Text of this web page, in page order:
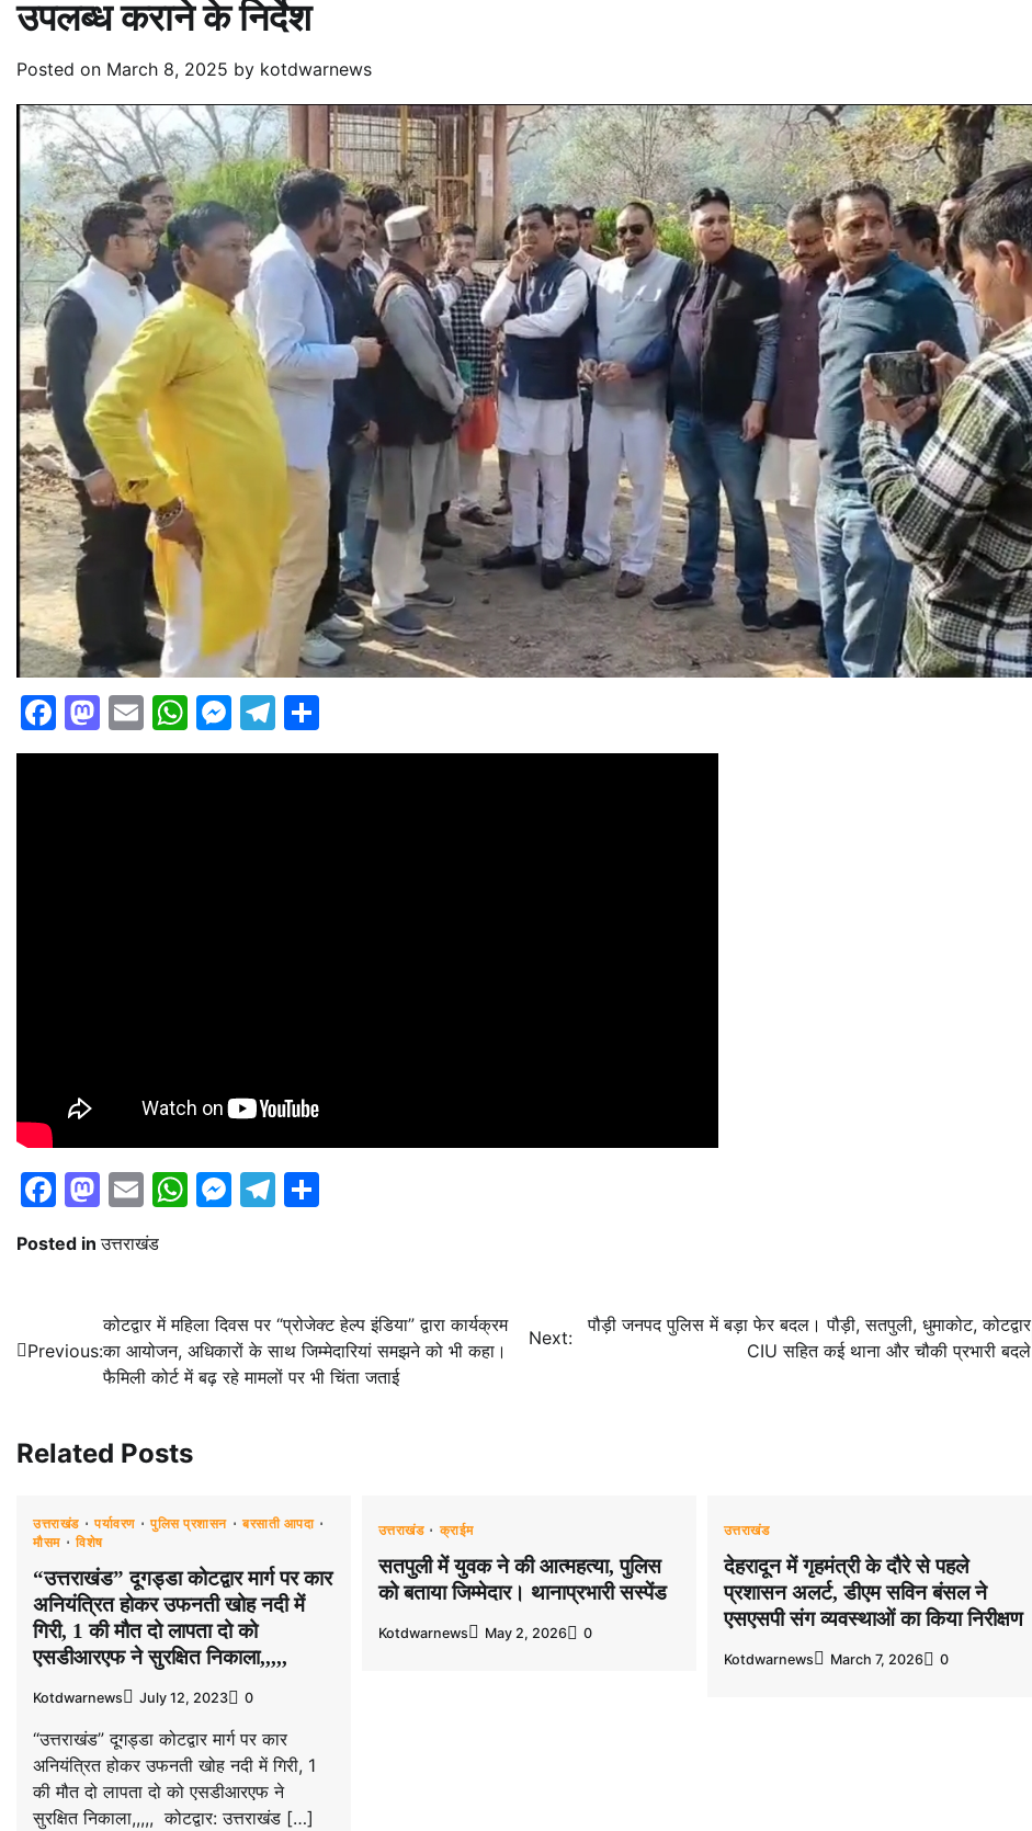
उपलब्ध कराने के निर्देश
Posted on March 8, 2025 by kotdwarnews
Facebook
Mastodon
EmailWhatsApp
Messenger
Telegram
Facebook
Mastodon
EmailWhatsApp
Messenger
Telegram
Posted inउत्तराखंड
navigation
Previous:
कोटद्वार में महिला दिवस पर “प्रोजेक्ट हेल्प इंडिया” द्वारा कार्यक्रम
का आयोजन, अधिकारों के साथ जिम्मेदारियां समझने को भी कहा।
फैमिली कोर्ट में बढ़ रहे मामलों पर भी चिंता जताई
Next:
पौड़ी जनपद पुलिस में बड़ा फेर बदल। पौड़ी, सतपुली, धुमाकोट, कोटद्वार
CIU सहित कई थाना और चौकी प्रभारी बदले
Related Posts
उत्तराखंड पर्यावरण पुलिस प्रशासन
बरसाती आपदा
मौसम
विशेष
“उत्तराखंड” दूगड्डा कोटद्वार मार्ग पर कार
अनियंत्रित होकर उफनती खोह नदी में
गिरी, 1 की मौत दो लापता दो को
एसडीआरएफ ने सुरक्षित निकाला,,,,,
Kotdwarnews July 12, 2023 0
“उत्तराखंड” दूगड्डा कोटद्वार मार्ग पर कार
अनियंत्रित होकर उफनती खोह नदी में गिरी, 1
की मौत दो लापता दो को एसडीआरएफ ने
सुरक्षित निकाला,,,,, कोटद्वार: उत्तराखंड […]
उत्तराखंड क्राईम
सतपुली में युवक ने की आत्महत्या, पुलिस
को बताया जिम्मेदार। थानाप्रभारी सस्पेंड
Kotdwarnews May 2, 2026 0
उत्तराखंड
देहरादून में गृहमंत्री के दौरे से पहले
प्रशासन अलर्ट, डीएम सविन बंसल ने
एसएसपी संग व्यवस्थाओं का किया निरीक्षण
Kotdwarnews March 7, 2026 0